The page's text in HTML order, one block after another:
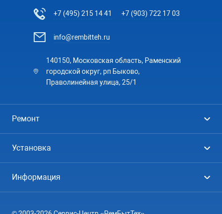
+7 (495) 215 14 41 +7 (903) 722 17 03
info@rembitteh.ru
140150, Московская область, Раменский
городской округ, рп Быково,
Праволинейная улица, 25/1
Ремонт
Посудомоечные машины
Установка
Кондиционеры
Информация